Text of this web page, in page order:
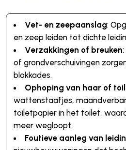
Vet- en zeepaanslag:
en zeep leiden tot dichte
Verzakkingen of breuken
of grondverschuivingen
blokkades.
Ophoping van haar of
wattenstaafjes,
toiletpapier in het toilet,
meer wegloopt.
Foutieve aanleg van